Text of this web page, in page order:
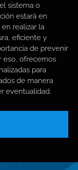
sistema o
estará en
realizar la
eficiente y
de prevenir
eso, ofrecemos
para
de manera
eventualidad.